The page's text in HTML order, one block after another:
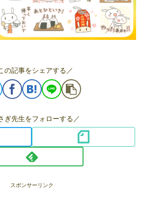
の記事をシェアする／
ぎ先生をフォローする／
スポンサーリンク